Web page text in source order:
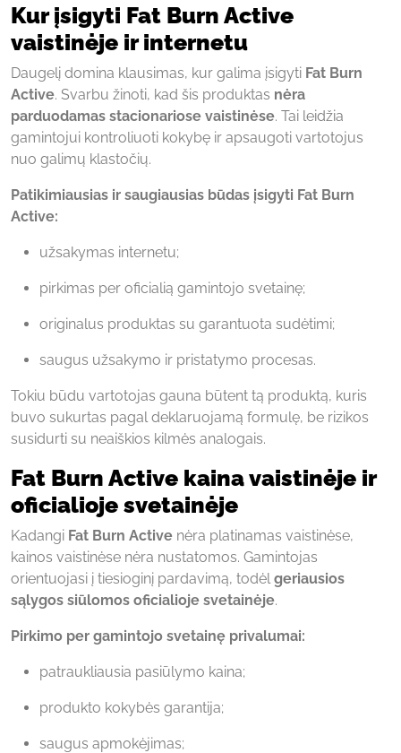
Kur įsigyti Fat Burn Active
vaistinėje ir internetu
Daugelį domina klausimas, kur galima įsigyti Fat Burn
Active. Svarbu žinoti, kad šis produktas nėra
parduodamas stacionariose vaistinėse. Tai leidžia
gamintojui kontroliuoti kokybę ir apsaugoti vartotojus
nuo galimų klastočių.
Patikimiausias ir saugiausias būdas įsigyti Fat Burn
Active:
užsakymas internetu;
pirkimas per oficialią gamintojo svetainę;
originalus produktas su garantuota sudėtimi;
saugus užsakymo ir pristatymo procesas.
Tokiu būdu vartotojas gauna būtent tą produktą, kuris
buvo sukurtas pagal deklaruojamą formulę, be rizikos
susidurti su neaiškios kilmės analogais.
Fat Burn Active kaina vaistinėje ir
oficialioje svetainėje
Kadangi Fat Burn Active nėra platinamas vaistinėse,
kainos vaistinėse nėra nustatomos. Gamintojas
orientuojasi į tiesioginį pardavimą, todėlgeriausios
sąlygos siūlomos oficialioje svetainėje.
Pirkimo per gamintojo svetainę privalumai:
patraukliausia pasiūlymo kaina;
produkto kokybės garantija;
saugus apmokėjimas;